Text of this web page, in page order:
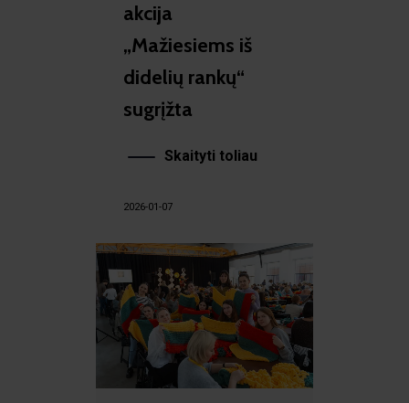
akcija
„Mažiesiems iš
didelių rankų“
sugrįžta
Skaityti toliau
2026-01-07